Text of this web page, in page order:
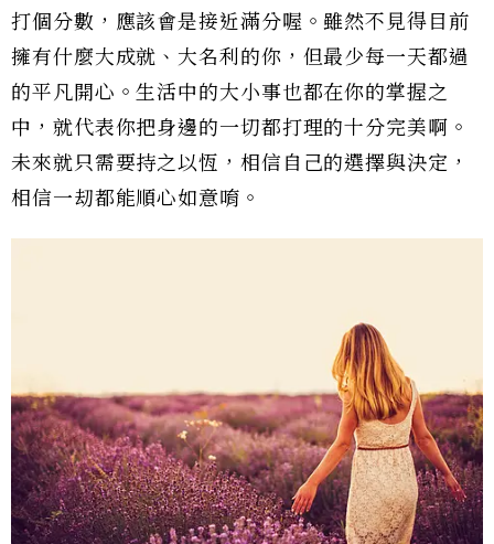
打個分數，應該會是接近滿分喔。雖然不見得目前
擁有什麼大成就、大名利的你，但最少每一天都過
的平凡開心。生活中的大小事也都在你的掌握之
中，就代表你把身邊的一切都打理的十分完美啊。
未來就只需要持之以恆，相信自己的選擇與決定，
相信一刧都能順心如意唷。